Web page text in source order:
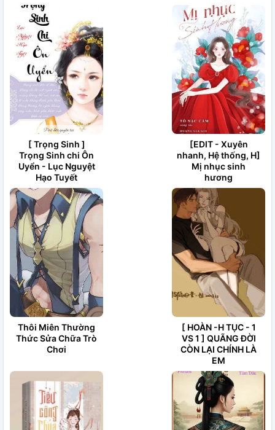
[ Trọng Sinh ]
Trọng Sinh chi Ôn
Uyển - Lục Nguyệt
Hạo Tuyết
[EDIT - Xuyên
nhanh, Hệ thống, H]
Mị nhục sinh
hương
Thôi Miên Thường
Thức Sửa Chữa Trò
Chơi
[ HOÀN -H TỤC - 1
VS 1 ] QUÃNG ĐỜI
CÒN LẠI CHÍNH LÀ
EM